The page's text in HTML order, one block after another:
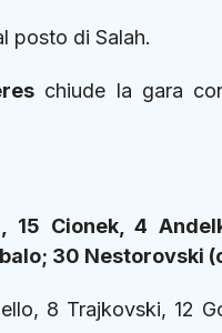
posto di Salah.
chiude la gara
15 Cionek, 4
30 Nestorovski
8 Trajkovski, 12